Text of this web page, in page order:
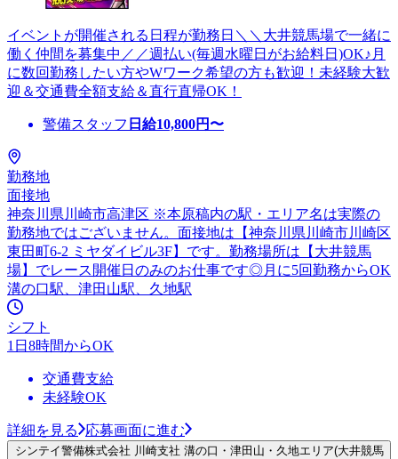
イベントが開催される日程が勤務日＼＼大井競馬場で一緒に
働く仲間を募集中／／週払い(毎週水曜日がお給料日)OK♪月
に数回勤務したい方やWワーク希望の方も歓迎！未経験大歓
迎＆交通費全額支給＆直行直帰OK！
警備スタッフ 日給10,800円〜
勤務地
面接地
神奈川県川崎市高津区 ※本原稿内の駅・エリア名は実際の
勤務地ではございません。面接地は【神奈川県川崎市川崎区
東田町6-2 ミヤダイビル3F】です。勤務場所は【大井競馬
場】でレース開催日のみのお仕事です◎月に5回勤務からOK
溝の口駅、津田山駅、久地駅
シフト
1日8時間からOK
交通費支給
未経験OK
詳細を見る 応募画面に進む
シンテイ警備株式会社 川崎支社 溝の口・津田山・久地エリア(大井競馬